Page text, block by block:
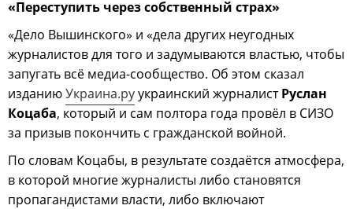
«Переступить через собственный страх»
«Дело Вышинского» и «дела других неугодных
журналистов для того и задумываются властью, чтобы
запугать всё медиа-сообщество. Об этом сказал
изданиюУкраина.руукраинский журналистРуслан
Коцаба, который и сам полтора года провёл в СИЗО
за призыв покончить с гражданской войной.
По словам Коцабы, в результате создаётся атмосфера,
в которой многие журналисты либо становятся
пропагандистами власти, либо включают